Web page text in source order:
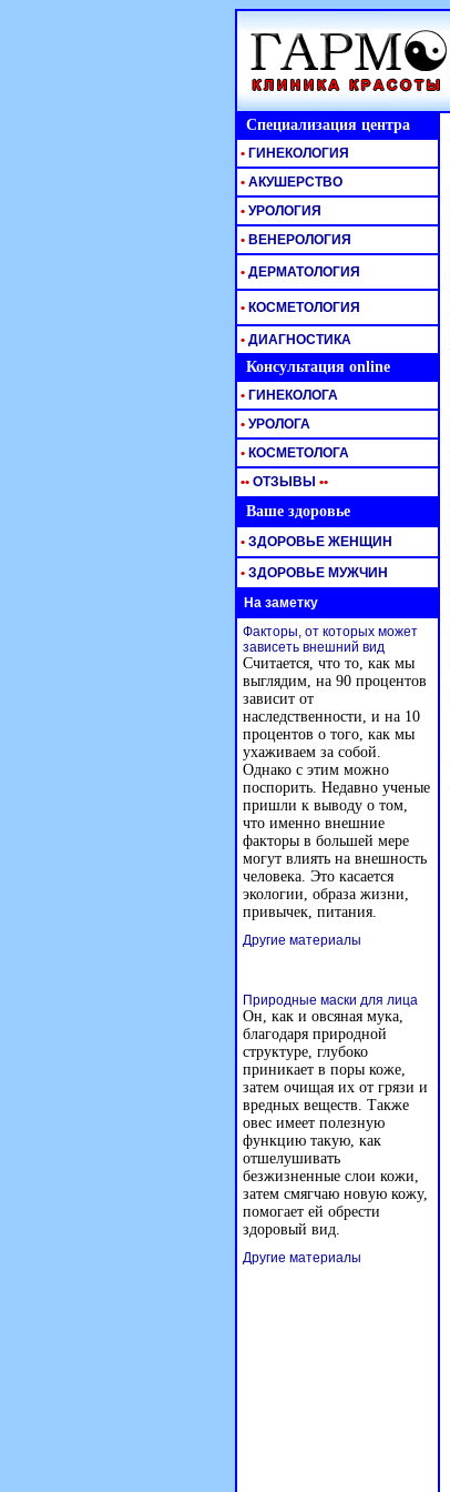
Специализация центра
• ГИНЕКОЛОГИЯ
• АКУШЕРСТВО
• УРОЛОГИЯ
• ВЕНЕРОЛОГИЯ
• ДЕРМАТОЛОГИЯ
• КОСМЕТОЛОГИЯ
• ДИАГНОСТИКА
Консультация online
• ГИНЕКОЛОГА
• УРОЛОГА
• КОСМЕТОЛОГА
•• ОТЗЫВЫ ••
Ваше здоровье
• ЗДОРОВЬЕ ЖЕНЩИН
• ЗДОРОВЬЕ МУЖЧИН
На заметку
Факторы, от которых может
зависеть внешний вид
Считается, что то, как мы
выглядим, на 90 процентов
зависит от
наследственности, и на 10
процентов о того, как мы
ухаживаем за собой.
Однако с этим можно
поспорить. Недавно ученые
пришли к выводу о том,
что именно внешние
факторы в большей мере
могут влиять на внешность
человека. Это касается
экологии, образа жизни,
привычек, питания.
Другие материалы
Природные маски для лица
Он, как и овсяная мука,
благодаря природной
структуре, глубоко
приникает в поры коже,
затем очищая их от грязи и
вредных веществ. Также
овес имеет полезную
функцию такую, как
отшелушивать
безжизненные слои кожи,
затем смягчаю новую кожу,
помогает ей обрести
здоровый вид.
Другие материалы